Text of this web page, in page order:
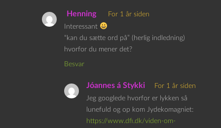
Henning
For 1 år siden
Interessant
“kan du sætte ord på” (herlig indledning)
hvorfor du mener det?
Besvar
Jóannes á Stykki
For 1 år siden
Jeg googlede hvorfor er lykken så
lunefuld og op kom Jydekomagniet:
https://www.dfi.dk/viden-om-